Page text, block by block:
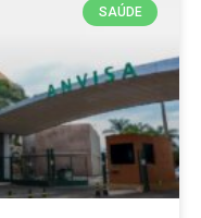
SAÚDE